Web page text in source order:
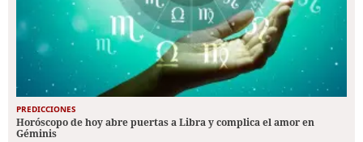
PREDICCIONES
Horóscopo de hoy abre puertas a Libra y complica el amor en
Géminis